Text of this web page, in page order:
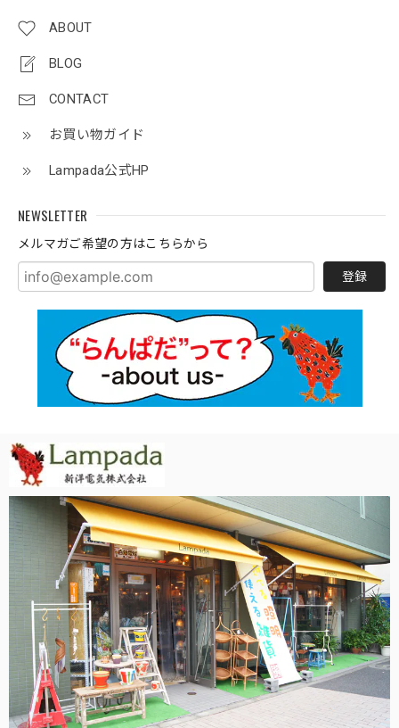
ABOUT
BLOG
CONTACT
お買い物ガイド
Lampada公式HP
NEWSLETTER
メルマガご希望の方はこちらから
登録